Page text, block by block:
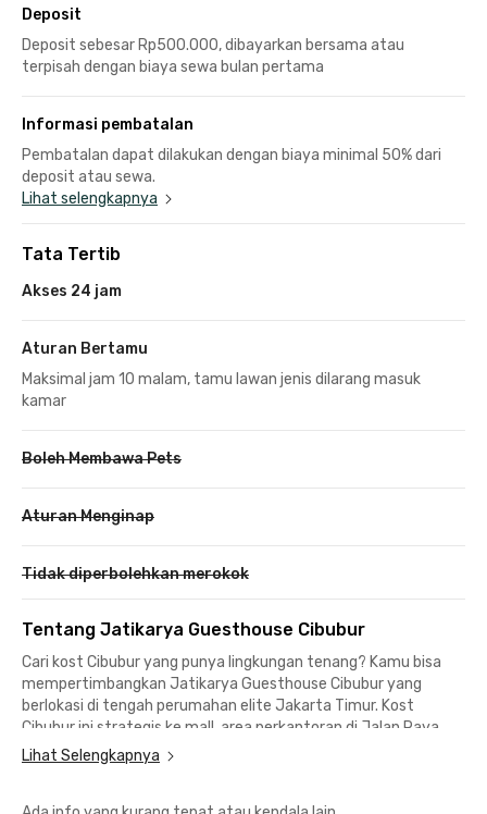
Deposit
Deposit sebesar Rp500.000, dibayarkan bersama atau
terpisah dengan biaya sewa bulan pertama
Informasi pembatalan
Pembatalan dapat dilakukan dengan biaya minimal 50% dari
deposit atau sewa.
Lihat selengkapnya
Tata Tertib
Akses 24 jam
Aturan Bertamu
Maksimal jam 10 malam, tamu lawan jenis dilarang masuk
kamar
Boleh Membawa Pets
Aturan Menginap
Tidak diperbolehkan merokok
Tentang Jatikarya Guesthouse Cibubur
Cari kost Cibubur yang punya lingkungan tenang? Kamu bisa
mempertimbangkan Jatikarya Guesthouse Cibubur yang
berlokasi di tengah perumahan elite Jakarta Timur. Kost
Cibubur ini strategis ke mall, area perkantoran di Jalan Raya
Leuwinanggung, maupun akses ke Jalan Tol Cimanggis -
Lihat Selengkapnya